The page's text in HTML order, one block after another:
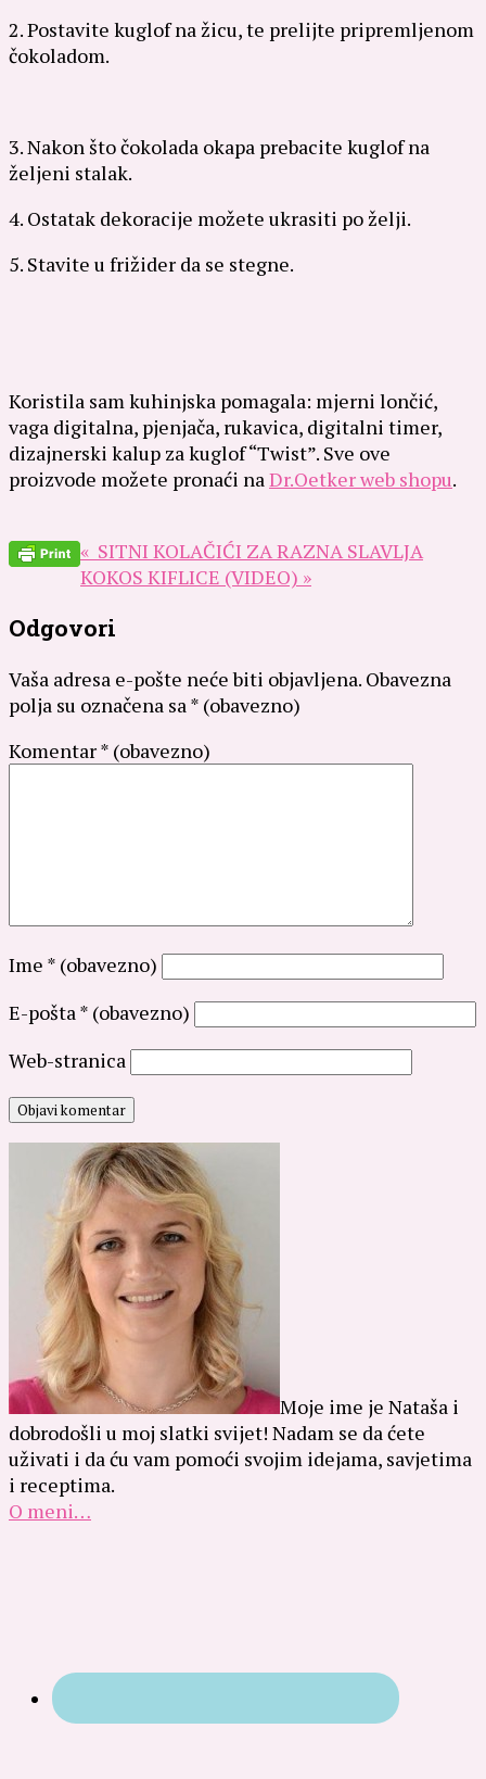
2. Postavite kuglof na žicu, te prelijte pripremljenom
čokoladom.
3. Nakon što čokolada okapa prebacite kuglof na
željeni stalak.
4. Ostatak dekoracije možete ukrasiti po želji.
5. Stavite u frižider da se stegne.
Koristila sam kuhinjska pomagala: mjerni lončić,
vaga digitalna, pjenjača, rukavica, digitalni timer,
dizajnerski kalup za kuglof “Twist”. Sve ove
proizvode možete pronaći na Dr.Oetker web shopu.
« SITNI KOLAČIĆI ZA RAZNA SLAVLJA
KOKOS KIFLICE (VIDEO) »
Odgovori
Vaša adresa e-pošte neće biti objavljena. Obavezna
polja su označena sa * (obavezno)
Komentar* (obavezno)
Ime * (obavezno)
E-pošta * (obavezno)
Web-stranica
Moje ime je Nataša i
dobrodošli u moj slatki svijet! Nadam se da ćete
uživati i da ću vam pomoći svojim idejama, savjetima
i receptima.
O meni…